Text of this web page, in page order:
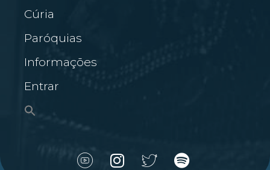
Cúria
Paróquias
Informações
Entrar